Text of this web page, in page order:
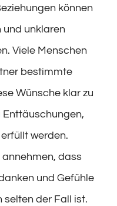
können
und unklaren
Viele Menschen
bestimmte
Wünsche klar zu
Enttäuschungen,
werden.
dass
und Gefühle
selten der Fall ist.